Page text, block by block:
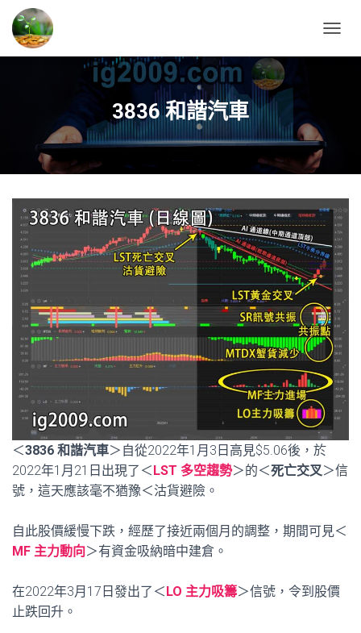
O
A
T
O
N
3836 和諧汽車
＜3836 和諧汽車＞自從2022年1月3日高見$5.06後，於
2022年1月21日出現了＜LST 多空趨勢＞的＜死亡交叉＞信
號，這天應該毫不猶豫＜沽貨避險。
自此股價緩慢下跌，經歷了接近兩個月的調整，期間可見＜
MF 主力動向＞有資金吸納暗中建倉。
在2022年3月17日發出了＜LO 主力吸籌＞信號，令到股價
止跌回升。